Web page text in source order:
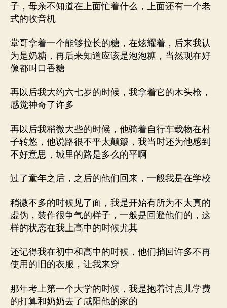
子，母亲不知道在上面忙着什么，上面还有一个老
式的收音机
堂哥拿着一个能够拉长的糖，在炫耀着，后来我认
为是奶糖，再后来知道应该是泡泡糖，当然现在好
像都叫口香糖
再以后我大约六七岁的时候，我拿着它的木头枪，
感觉神奇了许多
再以后我稍微大些的时候，他骑着自行车载物在村
子转悠，他说路很不平太颠簸，我当时还为他感到
不好意思，城里的路是多么的平啊
过了童年之后，之后的他们回来，一般我是在学校
稍微不多的时候见了面，我是开始有所为不太真的
虚伪，装作很争气的样子，一般是回避他们的，这
样的状态在我上高中的时候尤其
还记得我在初中和高中的时候，他们捎回许多不再
使用的旧的衣服，让我来穿
那年考上第一个大学的时候，我是抱着讨点儿学费
的打算和奶奶去了咸阳他的家的